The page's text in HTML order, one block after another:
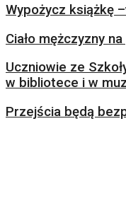
Wypożycz książkę
Ciało mężczyzny
Uczniowie ze
w bibliotece i w
Przejścia będą